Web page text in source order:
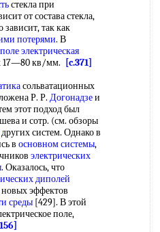
стекла при
от состава стекла,
так как
потерями. В
электрическая
17—80 кв/мм.
[c.371]
сольватационных
Р. Р. Догонадзеи
этот подход был
и сотр. (см. обзоры
других систем. Однако в
в основном системы,
электрических
. Оказалось, что
диполей
новых эффектов
среды [429]. В этой
поле,